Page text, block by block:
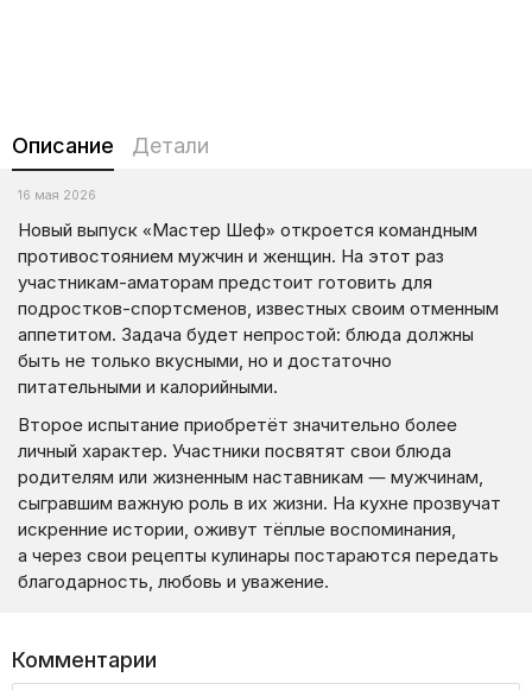
Описание Детали
16 мая 2026
Новый выпуск «Мастер Шеф» откроется командным
противостоянием мужчин и женщин. На этот раз
участникам-аматорам предстоит готовить для
подростков-спортсменов, известных своим отменным
аппетитом. Задача будет непростой: блюда должны
быть не только вкусными, но и достаточно
питательными и калорийными.
Второе испытание приобретёт значительно более
личный характер. Участники посвятят свои блюда
родителям или жизненным наставникам — мужчинам,
сыгравшим важную роль в их жизни. На кухне прозвучат
искренние истории, оживут тёплые воспоминания,
а через свои рецепты кулинары постараются передать
благодарность, любовь и уважение.
Комментарии